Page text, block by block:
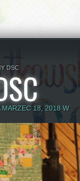
DSC
MARZEC 18, 2018 W